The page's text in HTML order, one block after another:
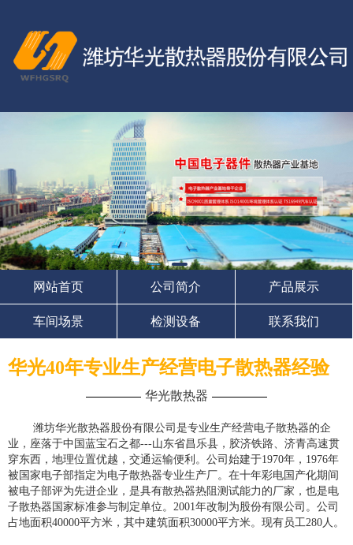
网站首页 公司简介 产品展示
车间场景 检测设备 联系我们
华光40年专业生产经营电子散热器经验
华光散热器
潍坊华光散热器股份有限公司是专业生产经营电子散热器的企
业，座落于中国蓝宝石之都---山东省昌乐县，胶济铁路、济青高速贯
穿东西，地理位置优越，交通运输便利。公司始建于1970年，1976年
被国家电子部指定为电子散热器专业生产厂。在十年彩电国产化期间
被电子部评为先进企业，是具有散热器热阻测试能力的厂家，也是电
子散热器国家标准参与制定单位。2001年改制为股份有限公司。公司
占地面积40000平方米，其中建筑面积30000平方米。现有员工280人。